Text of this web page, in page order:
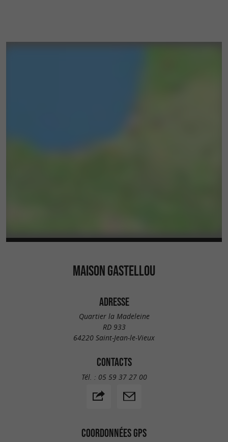
MAISON GASTELLOU
ADRESSE
Quartier la Madeleine
RD 933
64220 Saint-Jean-le-Vieux
CONTACTS
Tél. : 05 59 37 27 00
COORDONNÉES GPS